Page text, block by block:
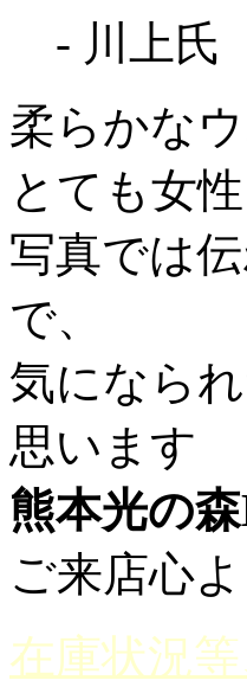
- 川上氏
柔らかな
とても女
写真では
で、
気になら
思います
熊本光の
ご来店心
在庫状況